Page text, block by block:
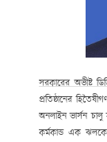
সরকারের অভীষ্ট
প্রতিষ্ঠানের
অনলাইন ভার্সন চালু
কর্মকান্ড এক ঝলকে